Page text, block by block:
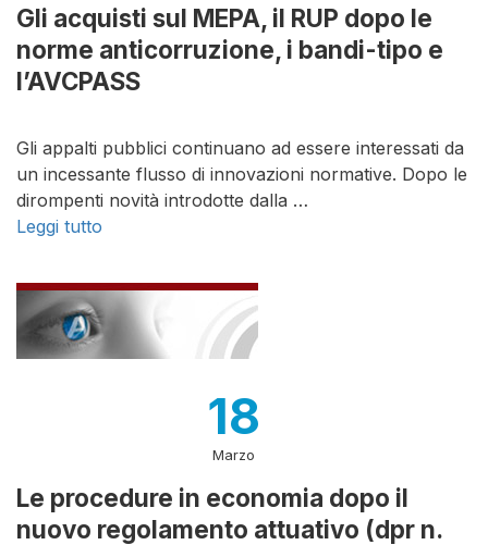
Gli acquisti sul MEPA, il RUP dopo le
norme anticorruzione, i bandi-tipo e
l’AVCPASS
Gli appalti pubblici continuano ad essere interessati da
un incessante flusso di innovazioni normative. Dopo le
dirompenti novità introdotte dalla …
Leggi tutto
18
Marzo
Le procedure in economia dopo il
nuovo regolamento attuativo (dpr n.